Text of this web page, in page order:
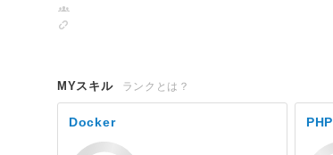
MYスキル ランクとは？
Docker PHP